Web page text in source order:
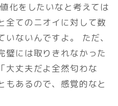
化をしたいなと考えては
全てのニオイに対して数
ないんですよ。 ただ、
璧には取りきれなかった
大丈夫だよ全然匂わな
もあるので、感覚的なと